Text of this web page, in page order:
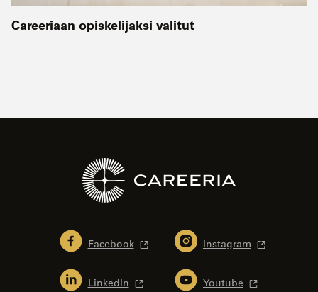
Careeriaan opiskelijaksi valitut
Facebook Instagram
LinkedIn Youtube